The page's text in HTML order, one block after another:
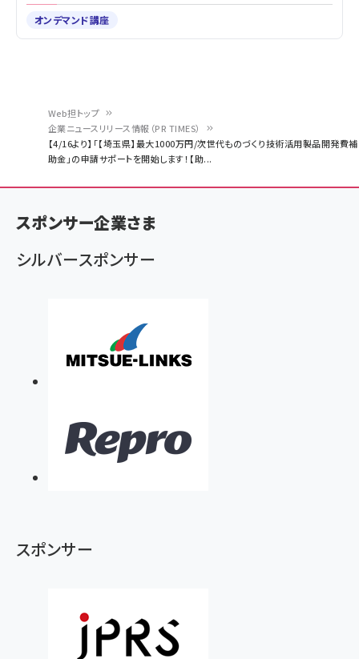
く
ず
Web担トップ
企業ニュースリリース情報（PR TIMES）
【4/16より】「【埼玉県】最大1000万円/次世代ものづくり技術活用製品開発費補
助金」の申請サポートを開始します！【助...
オンデマンド講座
スポンサー企業さま
シルバースポンサー
スポンサー